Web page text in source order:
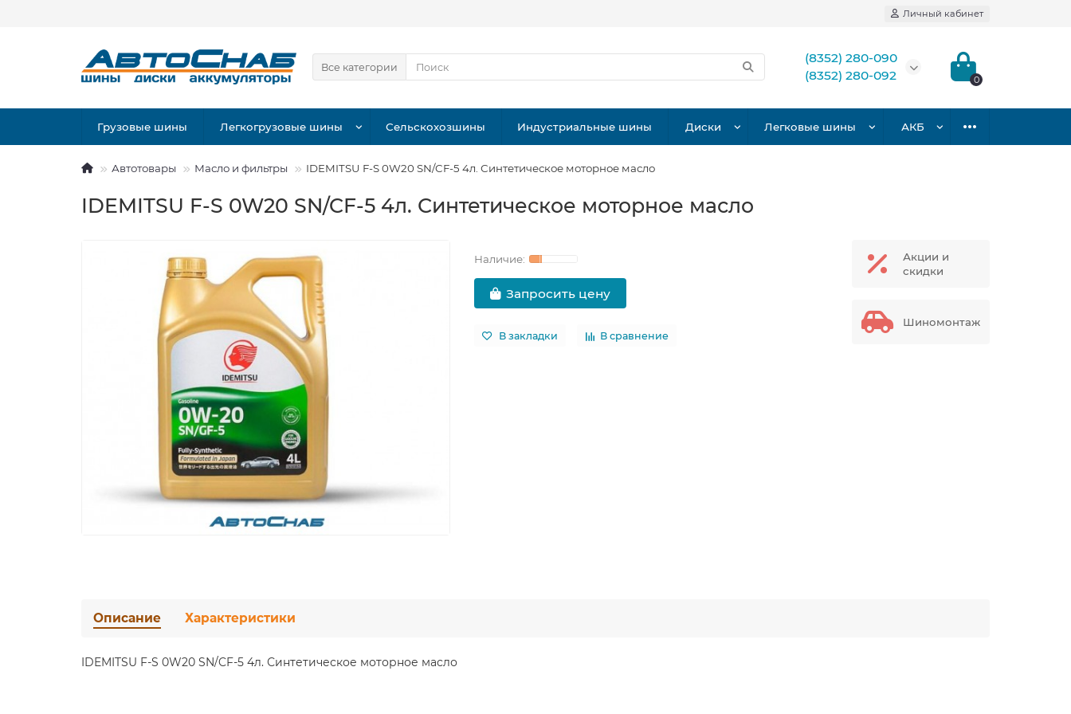
Личный кабинет
Все категории
(8352) 280-090
(8352) 280-092
0
Грузовые шины Легкогрузовые шины Сельскохозшины Индустриальные шины Диски Легковые шины АКБ
Автотовары Масло и фильтры IDEMITSU F-S 0W20 SN/CF-5 4л. Синтетическое моторное масло
IDEMITSU F-S 0W20 SN/CF-5 4л. Синтетическое моторное масло
Запросить цену
В закладки В сравнение
Акции и
скидки
Шиномонтаж
Описание Характеристики
IDEMITSU F-S 0W20 SN/CF-5 4л. Синтетическое моторное масло